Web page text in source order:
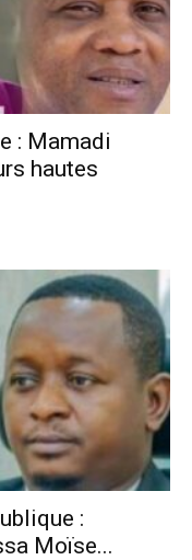
: Mamadi
hautes
:
Moïse...